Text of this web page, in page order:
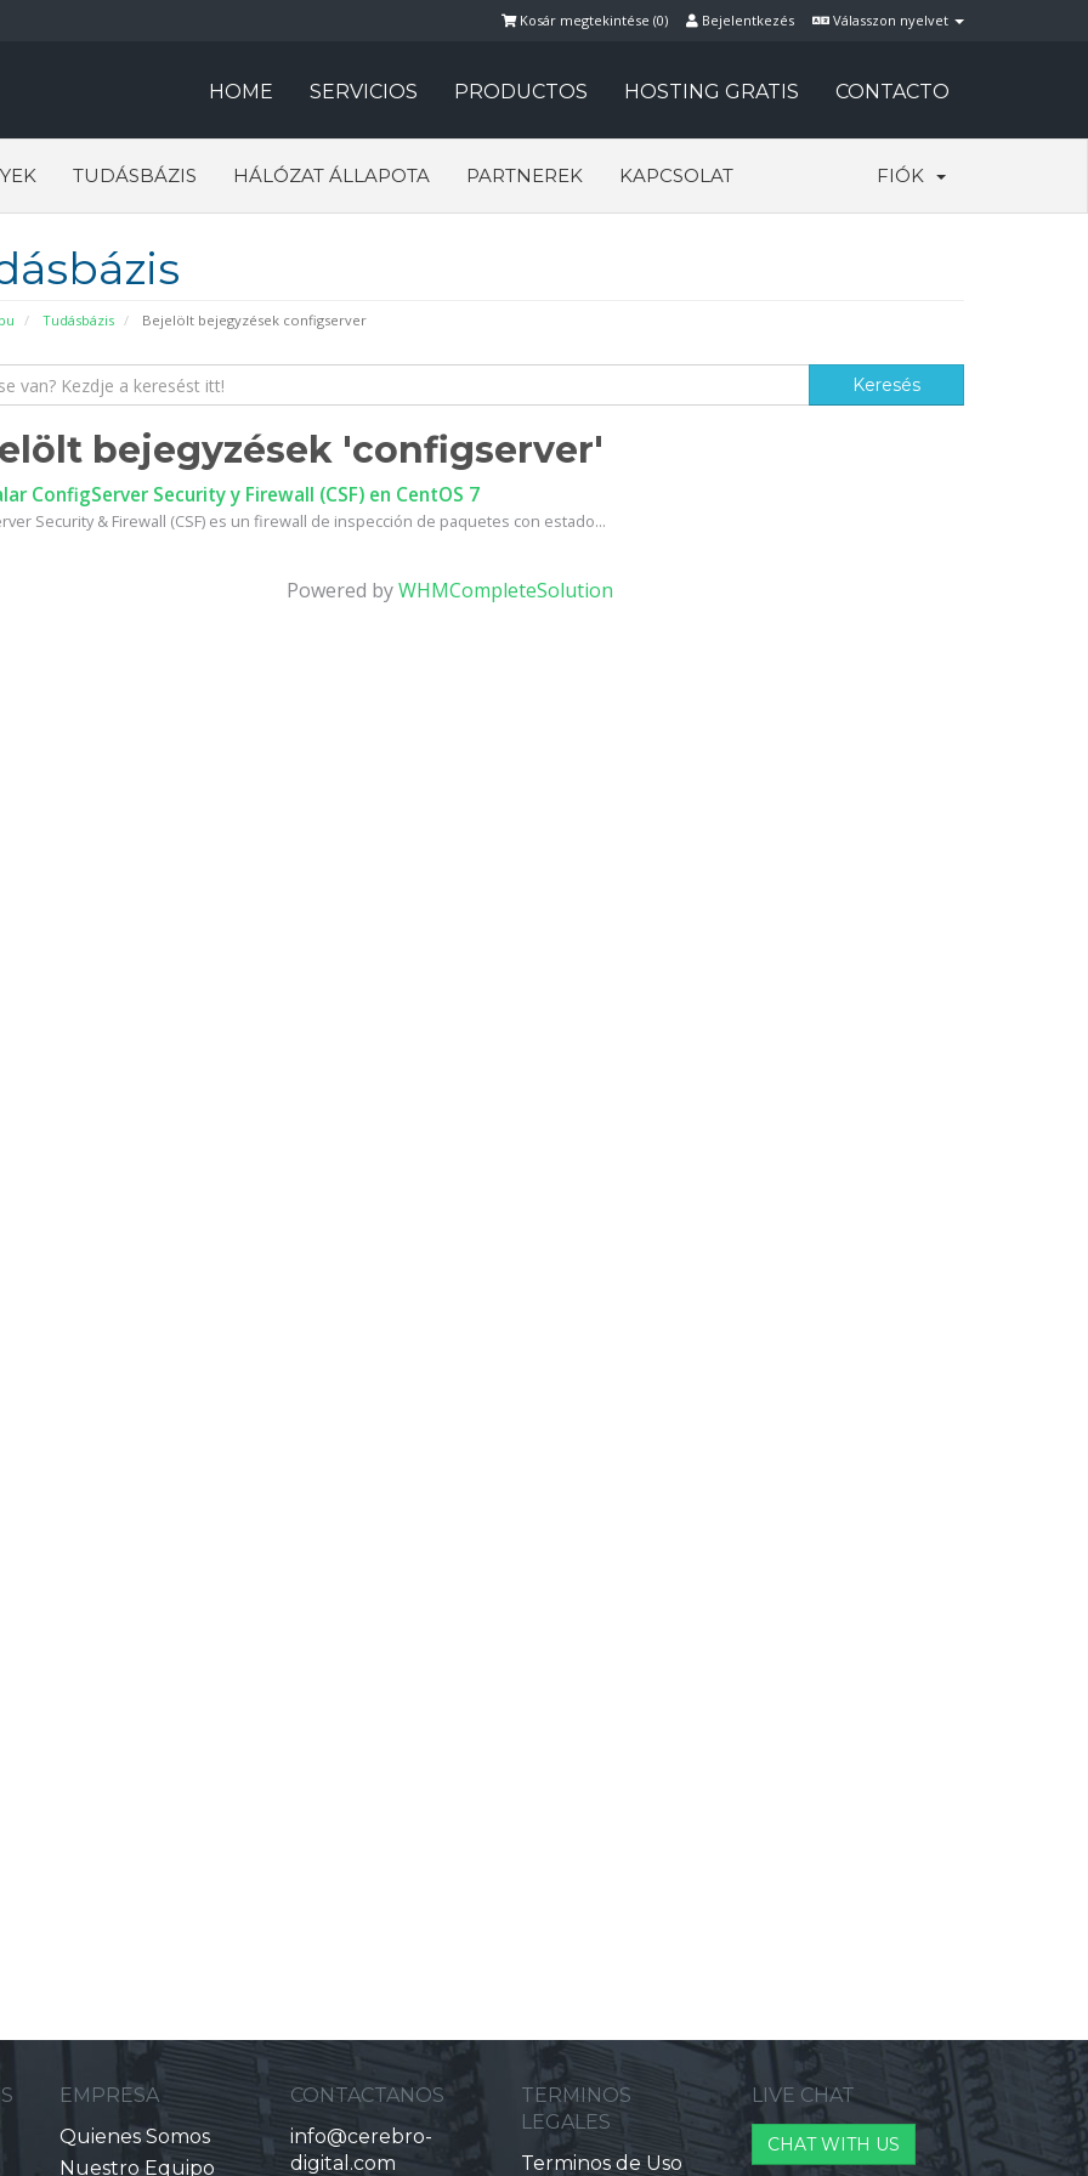
Válasszon nyelvet
Bejelentkezés
Kosár megtekintése (0)
HOME SERVICIOS PRODUCTOS HOSTING GRATIS CONTACTO
TUDÁSBÁZIS HÁLÓZAT ÁLLAPOTA PARTNEREK KAPCSOLAT FIÓK
Tudásbázis Bejelölt bejegyzések configserver
bejegyzések 'configserver'
ConfigServer Security y Firewall (CSF) en CentOS 7
Security & Firewall (CSF) es un firewall de inspección de paquetes con estado...
Powered byWHMCompleteSolution
EMPRESA
Quienes Somos
Nuestro Equipo
CONTACTANOS
info@cerebro-
digital.com
TERMINOS
LEGALES
Terminos de Uso
LIVE CHAT
CHAT WITH US